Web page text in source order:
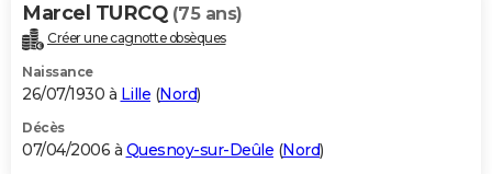
Marcel TURCQ (75 ans)
Créer une cagnotte obsèques
Naissance
26/07/1930 à Lille (Nord)
Décès
07/04/2006 à Quesnoy-sur-Deûle (Nord)